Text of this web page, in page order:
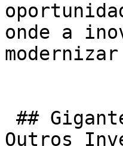
onde a
Outros